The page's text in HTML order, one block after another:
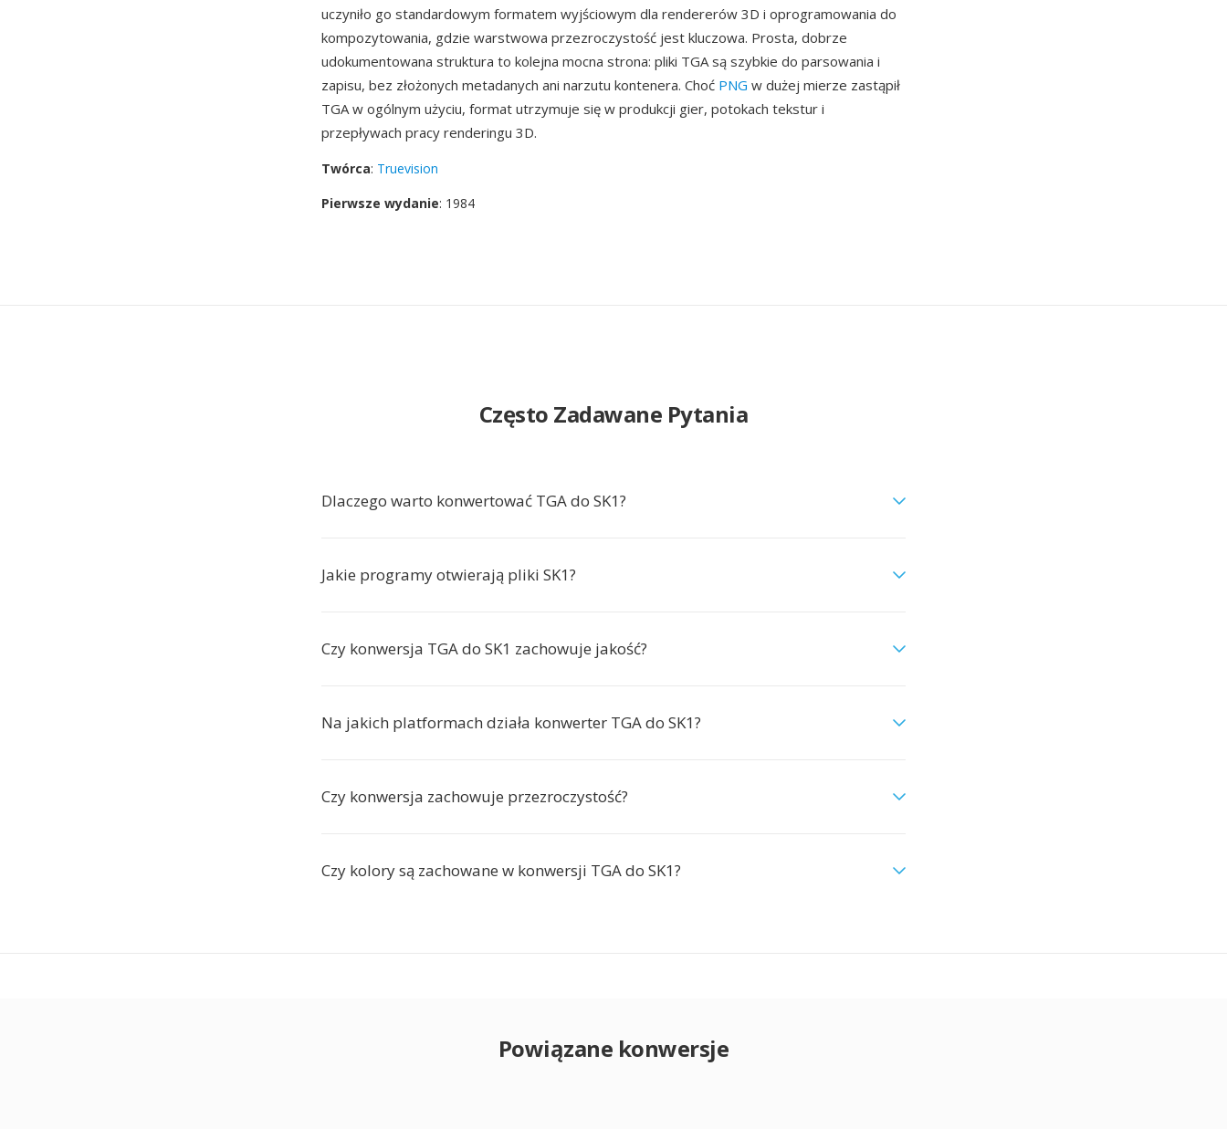
uczyniło go standardowym formatem wyjściowym dla rendererów 3D i oprogramowania do
kompozytowania, gdzie warstwowa przezroczystość jest kluczowa. Prosta, dobrze
udokumentowana struktura to kolejna mocna strona: pliki TGA są szybkie do parsowania i
zapisu, bez złożonych metadanych ani narzutu kontenera. Choć PNG w dużej mierze zastąpił
TGA w ogólnym użyciu, format utrzymuje się w produkcji gier, potokach tekstur i
przepływach pracy renderingu 3D.
Twórca: Truevision
Pierwsze wydanie: 1984
Często Zadawane Pytania
Dlaczego warto konwertować TGA do SK1?
Jakie programy otwierają pliki SK1?
Czy konwersja TGA do SK1 zachowuje jakość?
Na jakich platformach działa konwerter TGA do SK1?
Czy konwersja zachowuje przezroczystość?
Czy kolory są zachowane w konwersji TGA do SK1?
Powiązane konwersje